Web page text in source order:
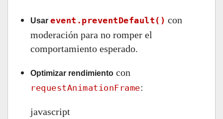
Usar event.preventDefault() con
moderación para no romper el
comportamiento esperado.
Optimizar rendimiento con
requestAnimationFrame:
javascript